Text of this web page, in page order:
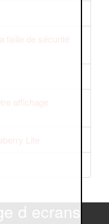
faille de sécurité
affichage
Lite
d ecrans